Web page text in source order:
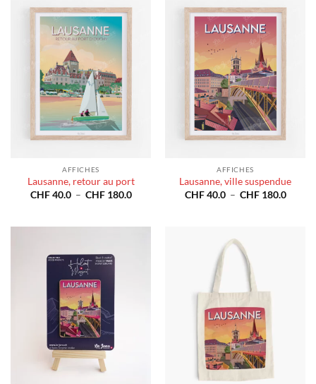
AFFICHES
Lausanne, retour au port
CHF40.0 – CHF180.0Plage
AFFICHES
Lausanne, ville suspendue
CHF40.0 – CHF180.0Plage